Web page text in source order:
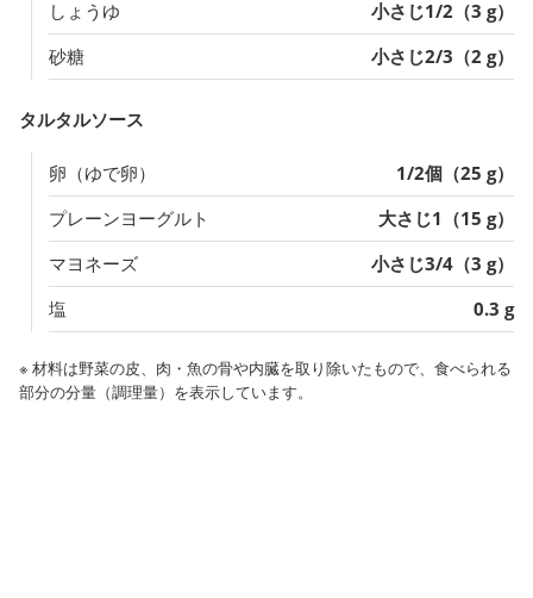
しょうゆ
小さじ1/2（3 g）
砂糖
小さじ2/3（2 g）
タルタルソース
卵（ゆで卵）
1/2個（25 g）
プレーンヨーグルト
大さじ1（15 g）
マヨネーズ
小さじ3/4（3 g）
塩
0.3 g
※ 材料は野菜の皮、肉・魚の骨や内臓を取り除いたもので、食べられる
部分の分量（調理量）を表示しています。